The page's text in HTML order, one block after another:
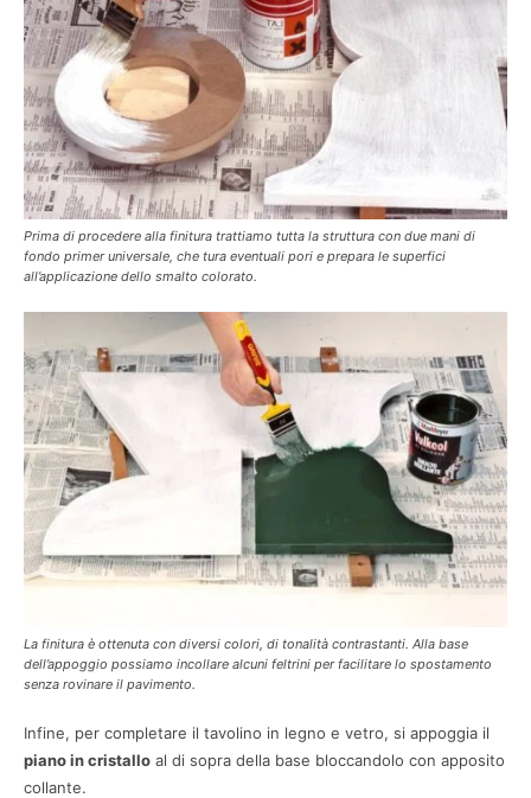
Prima di procedere alla finitura trattiamo tutta la struttura con due mani di
fondo primer universale, che tura eventuali pori e prepara le superfici
all’applicazione dello smalto colorato.
La finitura è ottenuta con diversi colori, di tonalità contrastanti. Alla base
dell’appoggio possiamo incollare alcuni feltrini per facilitare lo spostamento
senza rovinare il pavimento.
Infine, per completare il tavolino in legno e vetro, si appoggia il
piano in cristallo al di sopra della base bloccandolo con apposito
collante.